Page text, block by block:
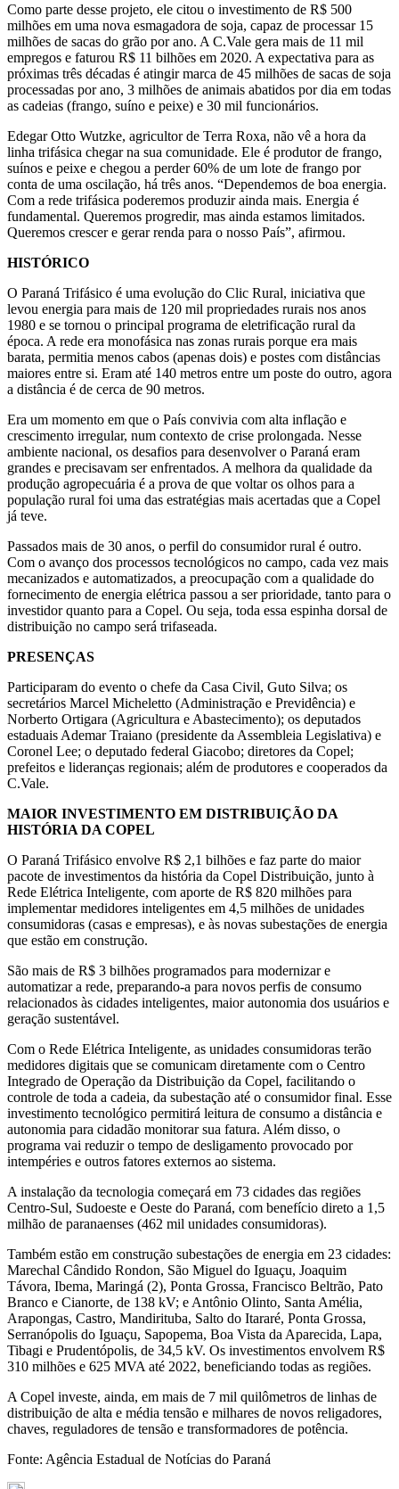
Como parte desse projeto, ele citou o investimento de R$ 500
milhões em uma nova esmagadora de soja, capaz de processar 15
milhões de sacas do grão por ano. A C.Vale gera mais de 11 mil
empregos e faturou R$ 11 bilhões em 2020. A expectativa para as
próximas três décadas é atingir marca de 45 milhões de sacas de soja
processadas por ano, 3 milhões de animais abatidos por dia em todas
as cadeias (frango, suíno e peixe) e 30 mil funcionários.
Edegar Otto Wutzke, agricultor de Terra Roxa, não vê a hora da
linha trifásica chegar na sua comunidade. Ele é produtor de frango,
suínos e peixe e chegou a perder 60% de um lote de frango por
conta de uma oscilação, há três anos. “Dependemos de boa energia.
Com a rede trifásica poderemos produzir ainda mais. Energia é
fundamental. Queremos progredir, mas ainda estamos limitados.
Queremos crescer e gerar renda para o nosso País”, afirmou.
HISTÓRICO
O Paraná Trifásico é uma evolução do Clic Rural, iniciativa que
levou energia para mais de 120 mil propriedades rurais nos anos
1980 e se tornou o principal programa de eletrificação rural da
época. A rede era monofásica nas zonas rurais porque era mais
barata, permitia menos cabos (apenas dois) e postes com distâncias
maiores entre si. Eram até 140 metros entre um poste do outro, agora
a distância é de cerca de 90 metros.
Era um momento em que o País convivia com alta inflação e
crescimento irregular, num contexto de crise prolongada. Nesse
ambiente nacional, os desafios para desenvolver o Paraná eram
grandes e precisavam ser enfrentados. A melhora da qualidade da
produção agropecuária é a prova de que voltar os olhos para a
população rural foi uma das estratégias mais acertadas que a Copel
já teve.
Passados mais de 30 anos, o perfil do consumidor rural é outro.
Com o avanço dos processos tecnológicos no campo, cada vez mais
mecanizados e automatizados, a preocupação com a qualidade do
fornecimento de energia elétrica passou a ser prioridade, tanto para o
investidor quanto para a Copel. Ou seja, toda essa espinha dorsal de
distribuição no campo será trifaseada.
PRESENÇAS
Participaram do evento o chefe da Casa Civil, Guto Silva; os
secretários Marcel Micheletto (Administração e Previdência) e
Norberto Ortigara (Agricultura e Abastecimento); os deputados
estaduais Ademar Traiano (presidente da Assembleia Legislativa) e
Coronel Lee; o deputado federal Giacobo; diretores da Copel;
prefeitos e lideranças regionais; além de produtores e cooperados da
C.Vale.
MAIOR INVESTIMENTO EM DISTRIBUIÇÃO DA
HISTÓRIA DA COPEL
O Paraná Trifásico envolve R$ 2,1 bilhões e faz parte do maior
pacote de investimentos da história da Copel Distribuição, junto à
Rede Elétrica Inteligente, com aporte de R$ 820 milhões para
implementar medidores inteligentes em 4,5 milhões de unidades
consumidoras (casas e empresas), e às novas subestações de energia
que estão em construção.
São mais de R$ 3 bilhões programados para modernizar e
automatizar a rede, preparando-a para novos perfis de consumo
relacionados às cidades inteligentes, maior autonomia dos usuários e
geração sustentável.
Com o Rede Elétrica Inteligente, as unidades consumidoras terão
medidores digitais que se comunicam diretamente com o Centro
Integrado de Operação da Distribuição da Copel, facilitando o
controle de toda a cadeia, da subestação até o consumidor final. Esse
investimento tecnológico permitirá leitura de consumo a distância e
autonomia para cidadão monitorar sua fatura. Além disso, o
programa vai reduzir o tempo de desligamento provocado por
intempéries e outros fatores externos ao sistema.
A instalação da tecnologia começará em 73 cidades das regiões
Centro-Sul, Sudoeste e Oeste do Paraná, com benefício direto a 1,5
milhão de paranaenses (462 mil unidades consumidoras).
Também estão em construção subestações de energia em 23 cidades:
Marechal Cândido Rondon, São Miguel do Iguaçu, Joaquim
Távora, Ibema, Maringá (2), Ponta Grossa, Francisco Beltrão, Pato
Branco e Cianorte, de 138 kV; e Antônio Olinto, Santa Amélia,
Arapongas, Castro, Mandirituba, Salto do Itararé, Ponta Grossa,
Serranópolis do Iguaçu, Sapopema, Boa Vista da Aparecida, Lapa,
Tibagi e Prudentópolis, de 34,5 kV. Os investimentos envolvem R$
310 milhões e 625 MVA até 2022, beneficiando todas as regiões.
A Copel investe, ainda, em mais de 7 mil quilômetros de linhas de
distribuição de alta e média tensão e milhares de novos religadores,
chaves, reguladores de tensão e transformadores de potência.
Fonte: Agência Estadual de Notícias do Paraná